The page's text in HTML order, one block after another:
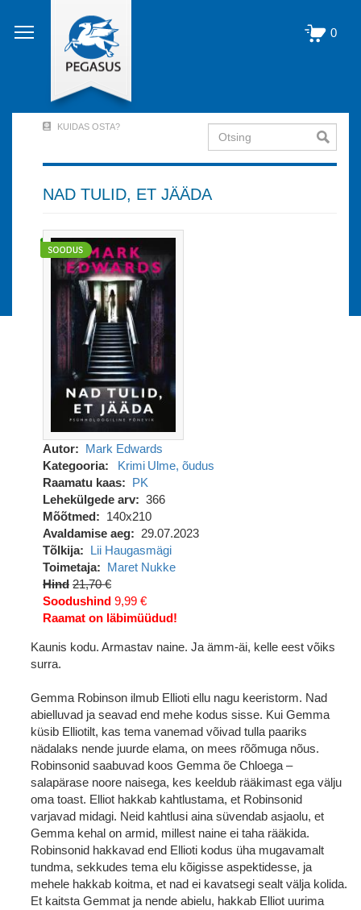
edasi
põhisisu
0
Account
Menu
out)
KUIDAS OSTA? Otsing
NAD TULID, ET JÄÄDA
Autor
Mark Edwards
Kategooria
Krimi Ulme, õudus
Raamatu kaas
PK
Lehekülgede arv
366
Mõõtmed
140x210
Avaldamise aeg
29.07.2023
Tõlkija
Lii Haugasmägi
Toimetaja
Maret Nukke
Hind 21,70 €
Soodushind 9,99 €
Raamat on läbimüüdud!
Kaunis kodu. Armastav naine. Ja ämm-äi, kelle eest võiks
surra.
Gemma Robinson ilmub Ellioti ellu nagu keeristorm. Nad
abielluvad ja seavad end mehe kodus sisse. Kui Gemma
küsib Elliotilt, kas tema vanemad võivad tulla paariks
nädalaks nende juurde elama, on mees rõõmuga nõus.
Robinsonid saabuvad koos Gemma õe Chloega –
salapärase noore naisega, kes keeldub rääkimast ega välju
oma toast. Elliot hakkab kahtlustama, et Robinsonid
varjavad midagi. Neid kahtlusi aina süvendab asjaolu, et
Gemma kehal on armid, millest naine ei taha rääkida.
Robinsonid hakkavad end Ellioti kodus üha mugavamalt
tundma, sekkudes tema elu kõigisse aspektidesse, ja
mehele hakkab koitma, et nad ei kavatsegi sealt välja kolida.
Et kaitsta Gemmat ja nende abielu, hakkab Elliot uurima